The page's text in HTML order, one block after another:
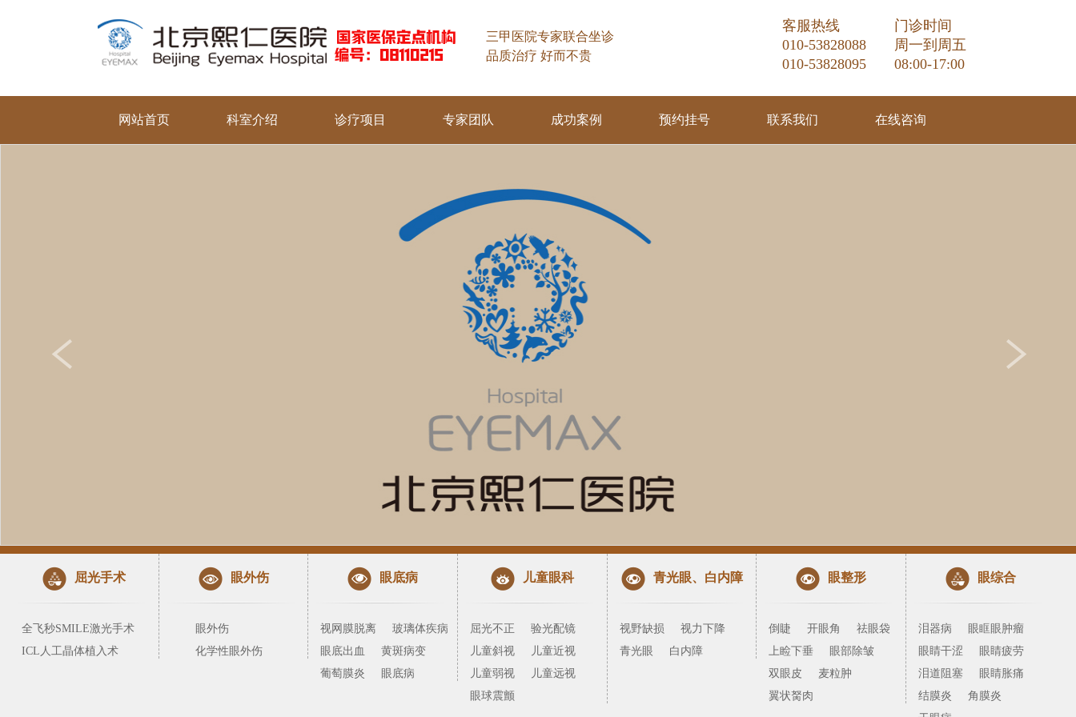
三甲医院专家联合坐诊
品质治疗 好而不贵
门诊时间
周一到周五
08:00-17:00
客服热线
010-53828088
010-53828095
网站首页 科室介绍 诊疗项目 专家团队 成功案例 预约挂号 联系我们 在线咨询
屈光手术
全飞秒SMILE激光手术
ICL人工晶体植入术
眼外伤
眼外伤
化学性眼外伤
眼底病
视网膜脱离
玻璃体疾病
眼底出血
黄斑病变
葡萄膜炎
眼底病
儿童眼科
屈光不正
验光配镜
儿童斜视
儿童近视
儿童弱视
儿童远视
眼球震颤
青光眼、白内障
视野缺损
视力下降
青光眼
白内障
眼整形
倒睫 开眼角
祛眼袋
上睑下垂
眼部除皱
双眼皮
麦粒肿
翼状胬肉
眼综合
泪器病
眼眶眼肿瘤
眼睛干涩
眼睛疲劳
泪道阻塞
眼睛胀痛
结膜炎
角膜炎